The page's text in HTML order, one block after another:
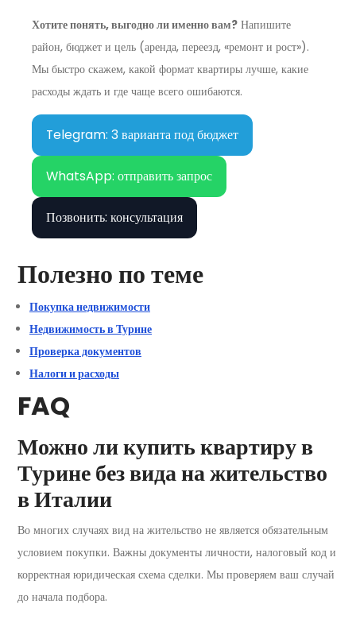
Хотите понять, выгодно ли именно вам? Напишите
район, бюджет и цель (аренда, переезд, «ремонт и рост»).
Мы быстро скажем, какой формат квартиры лучше, какие
расходы ждать и где чаще всего ошибаются.
Telegram: 3 варианта под бюджет
WhatsApp: отправить запрос
Позвонить: консультация
Полезно по теме
Покупка недвижимости
Недвижимость в Турине
Проверка документов
Налоги и расходы
FAQ
Можно ли купить квартиру в
Турине без вида на жительство
в Италии
Во многих случаях вид на жительство не является обязательным
условием покупки. Важны документы личности, налоговый код и
корректная юридическая схема сделки. Мы проверяем ваш случай
до начала подбора.